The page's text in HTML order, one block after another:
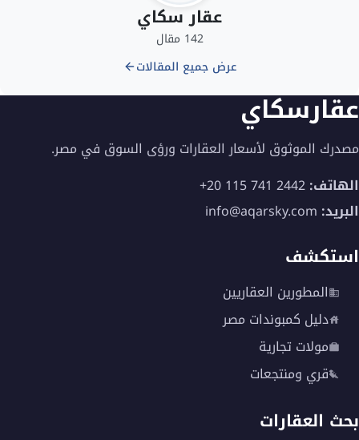
عقار سكاي
142 مقال
عرض جميع المقالات
عقارسكاي
مصدرك الموثوق لأسعار العقارات ورؤى السوق في مصر.
الهاتف:+20 115 741 2442
البريد: info@aqarsky.com
استكشف
المطورين العقاريين
دليل كمبوندات مصر
مولات تجارية
قري ومنتجعات
بحث العقارات